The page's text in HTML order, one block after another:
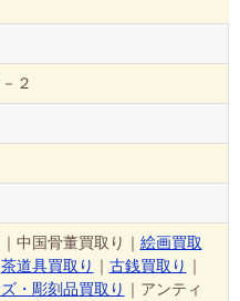
２
中国骨董買取り｜ 絵画買取
茶道具買取り ｜ 古銭買取り ｜
・彫刻品買取り ｜アンティ